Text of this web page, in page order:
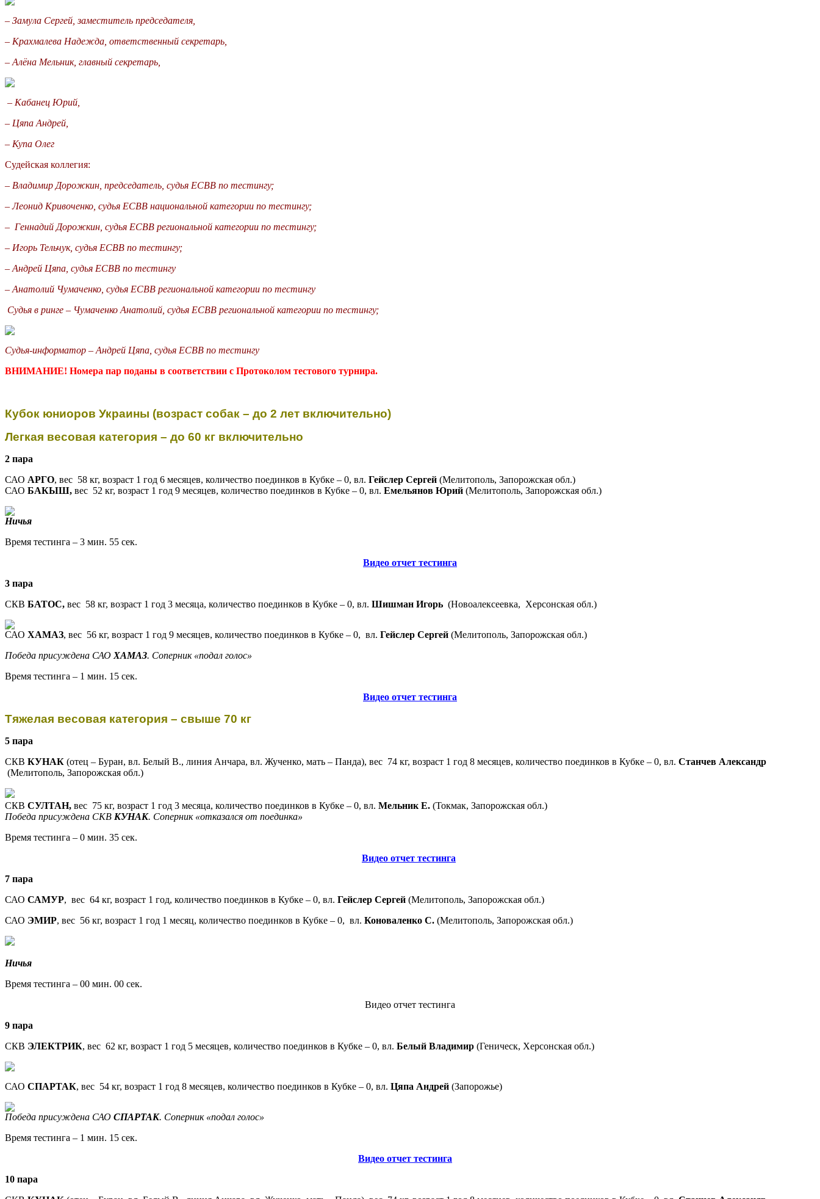
– Замула Сергей, заместитель председателя,
– Крахмалева Надежда, ответственный секретарь,
– Алёна Мельник, главный секретарь,
– Кабанец Юрий,
– Цяпа Андрей,
– Купа Олег
Судейская коллегия:
– Владимир Дорожкин, председатель, судья ЕСВВ по тестингу;
– Леонид Кривоченко, судья ЕСВВ национальной категории по тестингу;
– Геннадий Дорожкин, судья ЕСВВ региональной категории по тестингу;
– Игорь Тельчук, судья ЕСВВ по тестингу;
– Андрей Цяпа, судья ЕСВВ по тестингу
– Анатолий Чумаченко, судья ЕСВВ региональной категории по тестингу
Судья в ринге – Чумаченко Анатолий, судья ЕСВВ региональной категории по тестингу;
Судья-информатор – Андрей Цяпа, судья ЕСВВ по тестингу
ВНИМАНИЕ! Номера пар поданы в соответствии с Протоколом тестового турнира.
Кубок юниоров Украины (возраст собак – до 2 лет включительно)
Легкая весовая категория – до 60 кг включительно
2 пара
САО АРГО, вес 58 кг, возраст 1 год 6 месяцев, количество поединков в Кубке – 0, вл. Гейслер Сергей (Мелитополь, Запорожская обл.)
САО БАКЫШ, вес 52 кг, возраст 1 год 9 месяцев, количество поединков в Кубке – 0, вл. Емельянов Юрий (Мелитополь, Запорожская обл.)
Ничья
Время тестинга – 3 мин. 55 сек.
Видео отчет тестинга
3 пара
СКВ БАТОС, вес 58 кг, возраст 1 год 3 месяца, количество поединков в Кубке – 0, вл. Шишман Игорь (Новоалексеевка, Херсонская обл.)
САО ХАМАЗ, вес 56 кг, возраст 1 год 9 месяцев, количество поединков в Кубке – 0, вл. Гейслер Сергей (Мелитополь, Запорожская обл.)
Победа присуждена САО ХАМАЗ. Соперник «подал голос»
Время тестинга – 1 мин. 15 сек.
Видео отчет тестинга
Тяжелая весовая категория – свыше 70 кг
5 пара
СКВ КУНАК (отец – Буран, вл. Белый В., линия Анчара, вл. Жученко, мать – Панда), вес 74 кг, возраст 1 год 8 месяцев, количество поединков в Кубке – 0, вл. Станчев Александр
(Мелитополь, Запорожская обл.)
СКВ СУЛТАН, вес 75 кг, возраст 1 год 3 месяца, количество поединков в Кубке – 0, вл. Мельник Е. (Токмак, Запорожская обл.)
Победа присуждена СКВ КУНАК. Соперник «отказался от поединка»
Время тестинга – 0 мин. 35 сек.
Видео отчет тестинга
7 пара
САО САМУР, вес 64 кг, возраст 1 год, количество поединков в Кубке – 0, вл. Гейслер Сергей (Мелитополь, Запорожская обл.)
САО ЭМИР, вес 56 кг, возраст 1 год 1 месяц, количество поединков в Кубке – 0, вл. Коноваленко С. (Мелитополь, Запорожская обл.)
Ничья
Время тестинга – 00 мин. 00 сек.
Видео отчет тестинга
9 пара
СКВ ЭЛЕКТРИК, вес 62 кг, возраст 1 год 5 месяцев, количество поединков в Кубке – 0, вл. Белый Владимир (Геническ, Херсонская обл.)
САО СПАРТАК, вес 54 кг, возраст 1 год 8 месяцев, количество поединков в Кубке – 0, вл. Цяпа Андрей (Запорожье)
Победа присуждена САО СПАРТАК. Соперник «подал голос»
Время тестинга – 1 мин. 15 сек.
Видео отчет тестинга
10 пара